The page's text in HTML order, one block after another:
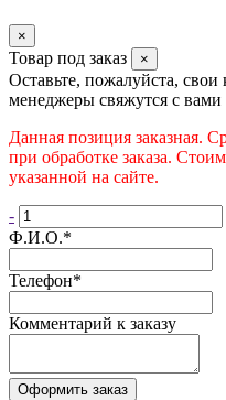
×
Товар под заказ ×
Оставьте, пожалуйста,
менеджеры свяжутся с вами
Данная позиция заказная.
при обработке заказа.
указанной на сайте.
-
Ф.И.О.*
Телефон*
Комментарий к заказу
Оформить заказ